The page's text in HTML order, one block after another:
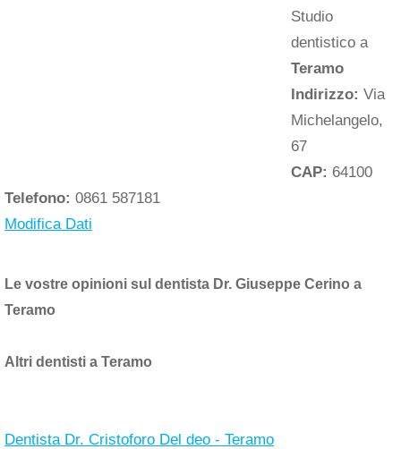
Studio
dentistico a
Teramo
Indirizzo: Via
Michelangelo,
67
CAP: 64100
Telefono: 0861 587181
Modifica Dati
Le vostre opinioni sul dentista Dr. Giuseppe Cerino a
Teramo
Altri dentisti a Teramo
Dentista Dr. Cristoforo Del deo - Teramo